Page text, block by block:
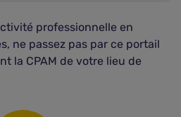
professionnelle en
ne passez pas par ce portail
la CPAM de votre lieu de